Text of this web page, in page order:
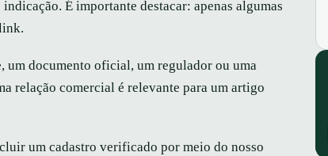
É importante destacar: apenas algumas
um documento oficial, um regulador ou uma
relação comercial é relevante para um artigo
um cadastro verificado por meio do nosso